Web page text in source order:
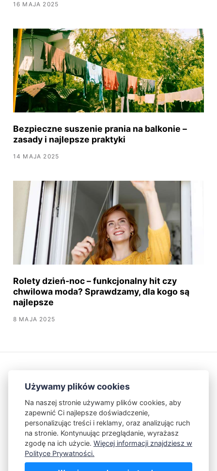
16 MAJA 2025
Bezpieczne suszenie prania na balkonie –
zasady i najlepsze praktyki
14 MAJA 2025
Rolety dzień-noc – funkcjonalny hit czy
chwilowa moda? Sprawdzamy, dla kogo są
najlepsze
8 MAJA 2025
Kontakt Polityka Prywatności
Powered by Publii
Używamy plików cookies
Na naszej stronie używamy plików cookies, aby
zapewnić Ci najlepsze doświadczenie,
personalizując treści i reklamy, oraz analizując ruch
na stronie. Kontynuując przeglądanie, wyrażasz
zgodę na ich użycie. Więcej informacji znajdziesz w
Polityce Prywatności.